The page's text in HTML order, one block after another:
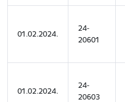
01.02.2024.
24-
20601
01.02.2024.
24-
20603